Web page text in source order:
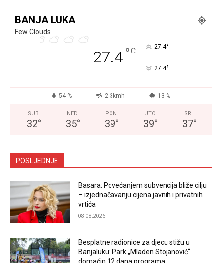
BANJA LUKA
Few Clouds
27.4°C 27.4°
27.4°
54 % 2.3kmh 13 %
SUB
32°
NED
35°
PON
39°
UTO
39°
SRI
37°
POSLJEDNJE
Basara: Povećanjem subvencija bliže cilju
– izjednačavanju cijena javnih i privatnih
vrtića
08.08.2026.
Besplatne radionice za djecu stižu u
Banjaluku: Park „Mladen Stojanović“
domaćin 12 dana programa